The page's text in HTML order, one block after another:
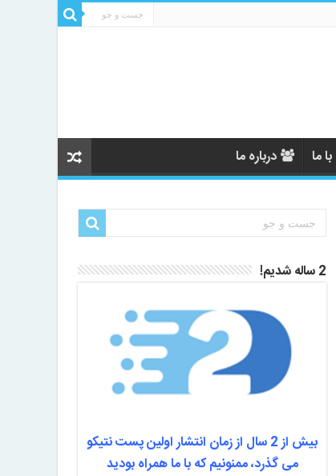
ما درباره ما
2 ساله شدیم!
بیش از 2 سال از زمان انتشار اولین پست نتیکو
می گذرد، ممنونیم که با ما همراه بودید